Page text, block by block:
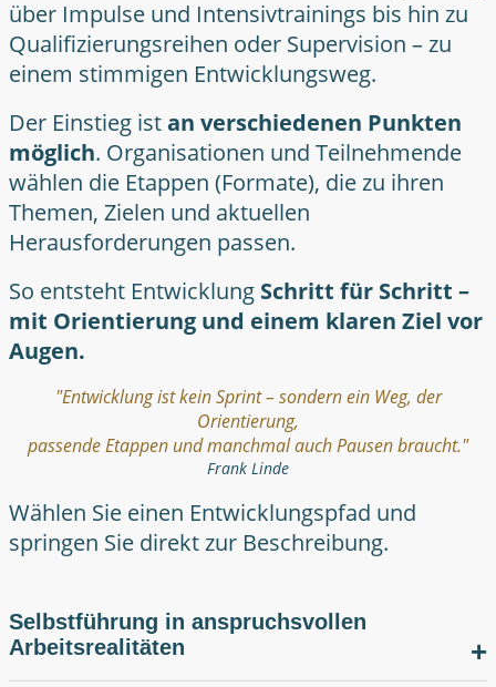
über Impulse und Intensivtrainings bis hin zu
Qualifizierungsreihen oder Supervision – zu
einem stimmigen Entwicklungsweg.
Der Einstieg istan verschiedenen Punkten
möglich. Organisationen und Teilnehmende
wählen die Etappen (Formate), die zu ihren
Themen, Zielen und aktuellen
Herausforderungen passen.
So entsteht Entwicklung Schritt für Schritt –
mit Orientierung und einem klaren Ziel vor
Augen.
"Entwicklung ist kein Sprint – sondern ein Weg, der
Orientierung,
passende Etappen und manchmal auch Pausen braucht."
Frank Linde
Wählen Sie einen Entwicklungspfad und
springen Sie direkt zur Beschreibung.
Selbstführung in anspruchsvollen
Arbeitsrealitäten